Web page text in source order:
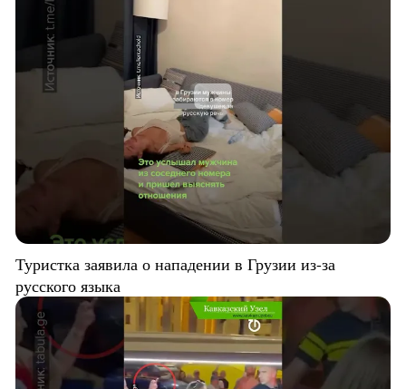
Туристка заявила о нападении в Грузии из-за
русского языка